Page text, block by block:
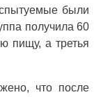
были
получила 60
пищу, а третья
что после